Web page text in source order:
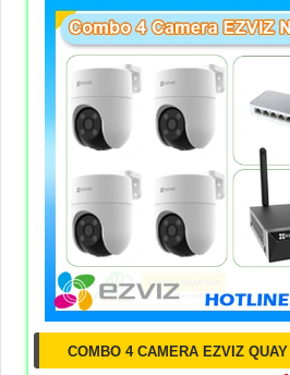
COMBO 4 CAMERA EZVIZ